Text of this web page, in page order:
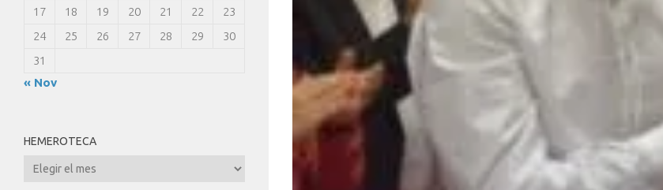
17
18 19 20 21 22
23
24
25 26 27 28 29
30
31
« Nov
HEMEROTECA
Hemeroteca